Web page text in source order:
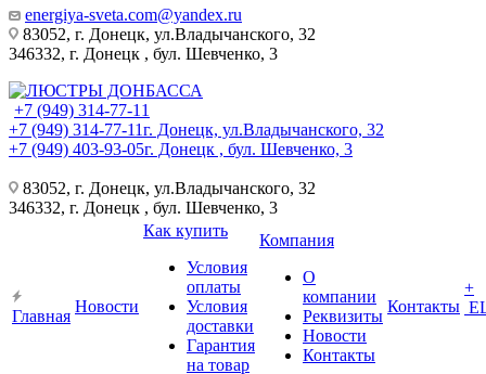
energiya-sveta.com@yandex.ru
83052, г. Донецк, ул.Владычанского, 32
346332, г. Донецк , бул. Шевченко, 3
+7 (949) 314-77-11
+7 (949) 314-77-11г. Донецк, ул.Владычанского, 32
+7 (949) 403-93-05г. Донецк , бул. Шевченко, 3
83052, г. Донецк, ул.Владычанского, 32
346332, г. Донецк , бул. Шевченко, 3
Главная
Новости
Как купить
Условия
оплаты
Условия
доставки
Гарантия
на товар
Компания
О
компании
Реквизиты
Новости
Контакты
Контакты
+